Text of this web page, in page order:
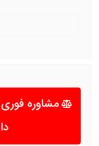
مشاوره